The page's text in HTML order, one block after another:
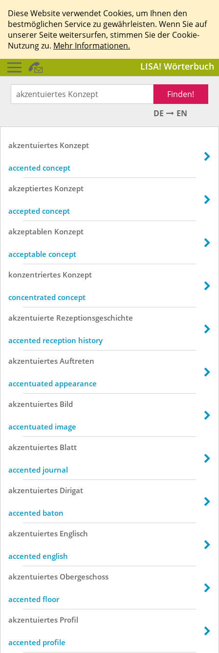
Diese Website verwendet Cookies, um Ihnen den
bestmöglichen Service zu gewährleisten. Wenn Sie auf
unserer Seite weitersurfen, stimmen Sie der Cookie-
Nutzung zu. Mehr Informationen.
LISA! Wörterbuch
Finden!
DE
EN
akzentuiertes Konzept
accented concept
akzeptiertes Konzept
accepted concept
akzeptablen Konzept
acceptable concept
konzentriertes Konzept
concentrated concept
akzentuierte Rezeptionsgeschichte
accented reception history
akzentuiertes Auftreten
accentuated appearance
akzentuiertes Bild
accentuated image
akzentuiertes Blatt
accented journal
akzentuiertes Dirigat
accented baton
akzentuiertes Englisch
accented english
akzentuiertes Obergeschoss
accented floor
akzentuiertes Profil
accented profile